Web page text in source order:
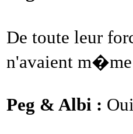
De toute leur
n'avaient
Peg & Albi :